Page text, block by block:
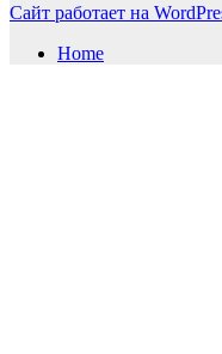
Сайт работает на
Home